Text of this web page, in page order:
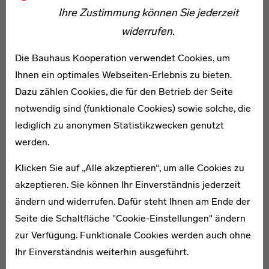
Ihre Zustimmung können Sie jederzeit
widerrufen.
Die Bauhaus Kooperation verwendet Cookies, um
Ihnen ein optimales Webseiten-Erlebnis zu bieten.
Dazu zählen Cookies, die für den Betrieb der Seite
notwendig sind (funktionale Cookies) sowie solche, die
lediglich zu anonymen Statistikzwecken genutzt
werden.
Klicken Sie auf „Alle akzeptieren“, um alle Cookies zu
akzeptieren. Sie können Ihr Einverständnis jederzeit
ändern und widerrufen. Dafür steht Ihnen am Ende der
Seite die Schaltfläche "Cookie-Einstellungen" ändern
zur Verfügung. Funktionale Cookies werden auch ohne
Ihr Einverständnis weiterhin ausgeführt.
“Every Moment Is a Moment of Learning”
„I felt as if I had made a step and maybe a new form.
These evolved from a study of Peruvian techniques, out
of twining and twisting. Out of that came my new way of
working, of dividing and separating the piece.” Lenore
Tawneys Webstücke sind im Sinne eines (westlichen)
Handwerks nicht zweckorientiert; sie bewegen sich
und versuchen indigenen Objekten und
Handwerkstechniken nachzuspüren. Dieser Essay zeigt
verfolgte, indem sie amerindische Impulse mit
Taoistischen Raumkonzepten und Bauhausideen